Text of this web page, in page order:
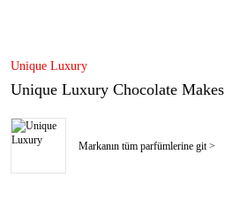
Unique Luxury
Unique Luxury Chocolate
Markanın tüm parfümlerine git >